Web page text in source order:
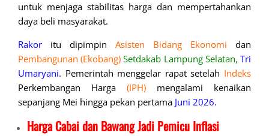
untuk menjaga stabilitas harga dan mempertahankan
daya beli masyarakat.
Rakor itu dipimpin Asisten Bidang Ekonomi dan
Pembangunan (Ekobang) Setdakab Lampung Selatan, Tri
Umaryani. Pemerintah menggelar rapat setelah Indeks
Perkembangan Harga (IPH) mengalami kenaikan
sepanjang Mei hingga pekan pertama Juni 2026.
Harga Cabai dan Bawang Jadi Pemicu Inflasi